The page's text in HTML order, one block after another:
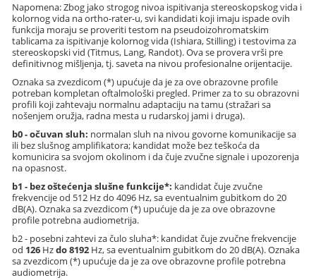
Napomena: Zbog jako strogog nivoa ispitivanja stereoskopskog vida i
kolornog vida na ortho-rater-u, svi kandidati koji imaju ispade ovih
funkcija moraju se proveriti testom na pseudoizohromatskim
tablicama za ispitivanje kolornog vida (Ishiara, Stilling) i testovima za
stereoskopski vid (Titmus, Lang, Randot). Ova se provera vrši pre
definitivnog mišljenja, tj. saveta na nivou profesionalne orijentacije.
Oznaka sa zvezdicom (*) upućuje da je za ove obrazovne profile
potreban kompletan oftalmološki pregled. Primer za to su obrazovni
profili koji zahtevaju normalnu adaptaciju na tamu (stražari sa
nošenjem oružja, radna mesta u rudarskoj jami i druga).
b0 - očuvan sluh: normalan sluh na nivou govorne komunikacije sa
ili bez slušnog amplifikatora; kandidat može bez teškoća da
komunicira sa svojom okolinom i da čuje zvučne signale i upozorenja
na opasnost.
b1 - bez oštećenja slušne funkcije*: kandidat čuje zvučne
frekvencije od 512 Hz do 4096 Hz, sa eventualnim gubitkom do 20
dB(A). Oznaka sa zvezdicom (*) upućuje da je za ove obrazovne
profile potrebna audiometrija.
b2 - posebni zahtevi za čulo sluha*: kandidat čuje zvučne frekvencije
od 126 Hzdo 8192 Hz, sa eventualnim gubitkom do 20 dB(A). Oznaka
sa zvezdicom (*) upućuje da je za ove obrazovne profile potrebna
audiometrija.